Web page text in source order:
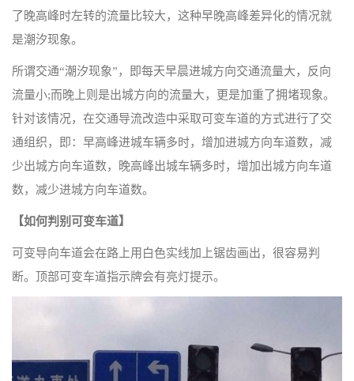
了晚高峰时左转的流量比较大，这种早晚高峰差异化的情况就
是潮汐现象。
所谓交通“潮汐现象”，即每天早晨进城方向交通流量大，反向
流量小;而晚上则是出城方向的流量大，更是加重了拥堵现象。
针对该情况，在交通导流改造中采取可变车道的方式进行了交
通组织，即：早高峰进城车辆多时，增加进城方向车道数，减
少出城方向车道数，晚高峰出城车辆多时，增加出城方向车道
数，减少进城方向车道数。
【如何判别可变车道】
可变导向车道会在路上用白色实线加上锯齿画出，很容易判
断。顶部可变车道指示牌会有亮灯提示。